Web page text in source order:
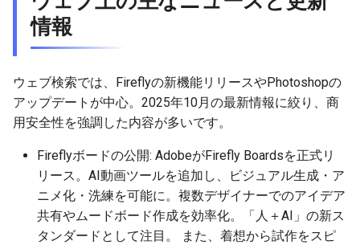
2026-05-22
2026-05-21
2026-05-20
2026-05-19
2025-11-06
2025-11-05
2025-11-04
2025-11-03
2026-05-22
2026-05-21
2026-05-20
2026-05-19
2025-11-06
2025-11-05
2025-11-04
2025-11-03
2026-05-19
2026-05-18
2026-05-17
2026-05-16
2025-11-06
2025-11-05
2025-11-04
2025-11-03
2026-05-18
2026-05-17
2026-05-16
2026-05-15
2025-11-06
2025-11-05
2025-11-04
2025-11-03
2026-05-22
2026-05-21
2026-05-20
2026-05-18
情報
ウェブ検索では、Fireflyの新機能リリースやPhotoshopの
アップデートが中心。2025年10月の最新情報に絞り、商
用安全性を強調した内容が多いです。
Fireflyボードの公開: AdobeがFirefly Boardsを正式リ
リース。AI動画ツールを追加し、ビジュアル生成・ア
ニメ化・洗練を可能に。複数デザイナーでのアイデア
共有やムードボード作成を効率化。「人＋AI」の新ス
タンダードとして注目。 また、着想から試作をスピ